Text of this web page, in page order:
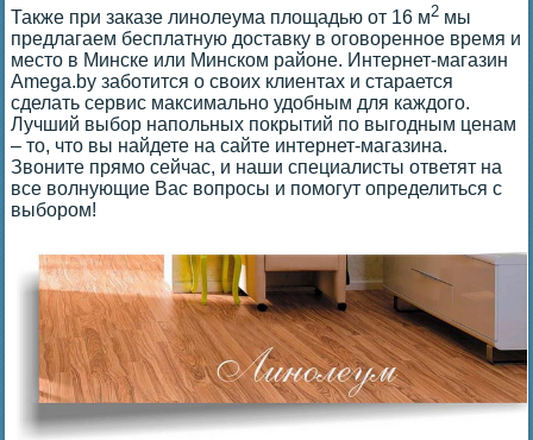
Также при заказе линолеума площадью от 16 м2 мы
предлагаем бесплатную доставку в оговоренное время и
место в Минске или Минском районе. Интернет-магазин
Amega.by заботится о своих клиентах и старается
сделать сервис максимально удобным для каждого.
Лучший выбор напольных покрытий по выгодным ценам
– то, что вы найдете на сайте интернет-магазина.
Звоните прямо сейчас, и наши специалисты ответят на
все волнующие Вас вопросы и помогут определиться с
выбором!